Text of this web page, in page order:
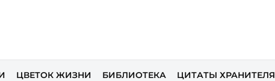
ЦВЕТОК ЖИЗНИ БИБЛИОТЕКА ЦИТАТЫ ХРАНИТЕЛЯ